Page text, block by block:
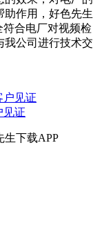
用，好色先生
合电厂对视频检
我公司进行技术交
见证
生下载APP